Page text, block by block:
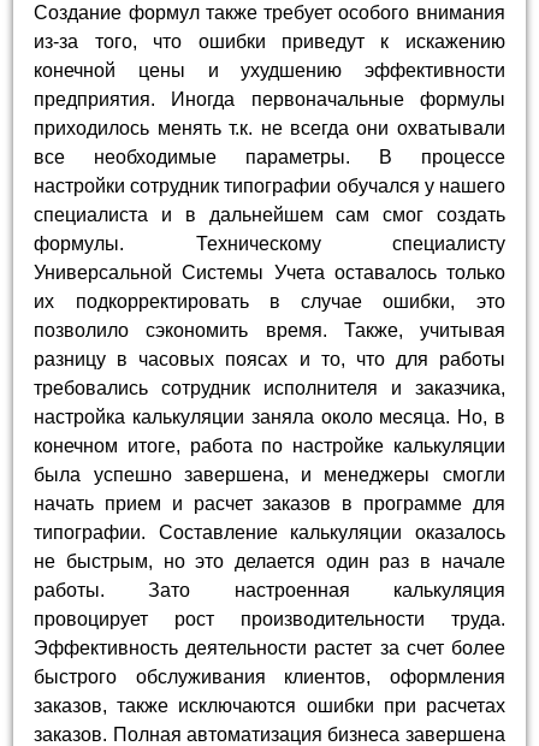
Создание формул также требует особого внимания
из-за того, что ошибки приведут к искажению
конечной цены и ухудшению эффективности
предприятия. Иногда первоначальные формулы
приходилось менять т.к. не всегда они охватывали
все необходимые параметры. В процессе
настройки сотрудник типографии обучался у нашего
специалиста и в дальнейшем сам смог создать
формулы. Техническому специалисту
Универсальной Системы Учета оставалось только
их подкорректировать в случае ошибки, это
позволило сэкономить время. Также, учитывая
разницу в часовых поясах и то, что для работы
требовались сотрудник исполнителя и заказчика,
настройка калькуляции заняла около месяца. Но, в
конечном итоге, работа по настройке калькуляции
была успешно завершена, и менеджеры смогли
начать прием и расчет заказов в программе для
типографии. Составление калькуляции оказалось
не быстрым, но это делается один раз в начале
работы. Зато настроенная калькуляция
провоцирует рост производительности труда.
Эффективность деятельности растет за счет более
быстрого обслуживания клиентов, оформления
заказов, также исключаются ошибки при расчетах
заказов. Полная автоматизация бизнеса завершена